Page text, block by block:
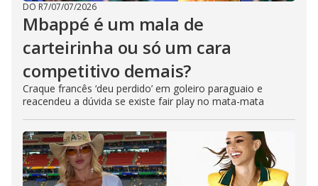
DO R7/07/07/2026
Mbappé é um mala de
carteirinha ou só um cara
competitivo demais?
Craque francês ‘deu perdido’ em goleiro paraguaio e
reacendeu a dúvida se existe fair play no mata-mata